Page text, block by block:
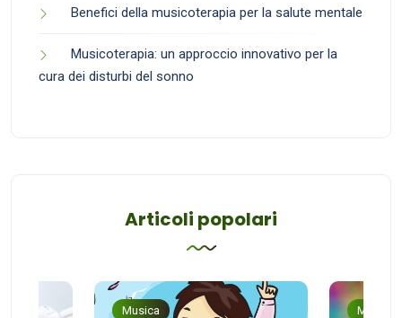
Benefici della musicoterapia per la salute mentale
Musicoterapia: un approccio innovativo per la
cura dei disturbi del sonno
Articoli popolari
Musica Musica